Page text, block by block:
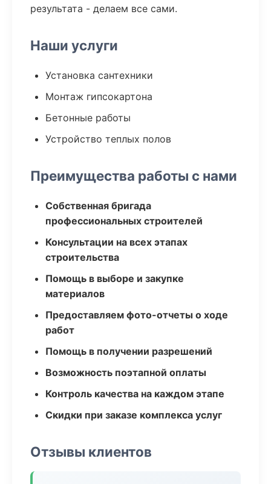
результата - делаем все сами.
Наши услуги
Установка сантехники
Монтаж гипсокартона
Бетонные работы
Устройство теплых полов
Преимущества работы с нами
Собственная бригада
профессиональных строителей
Консультации на всех этапах
строительства
Помощь в выборе и закупке
материалов
Предоставляем фото-отчеты о ходе
работ
Помощь в получении разрешений
Возможность поэтапной оплаты
Контроль качества на каждом этапе
Скидки при заказе комплекса услуг
Отзывы клиентов